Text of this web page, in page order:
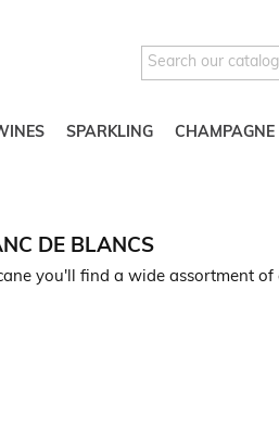
SPARKLING CHAMPAGNE
DE BLANCS
you'll find a wide assortment